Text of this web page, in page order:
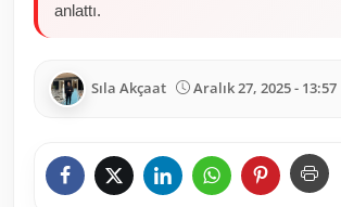
anlattı.
Sıla Akçaat Aralık 27, 2025 - 13:57